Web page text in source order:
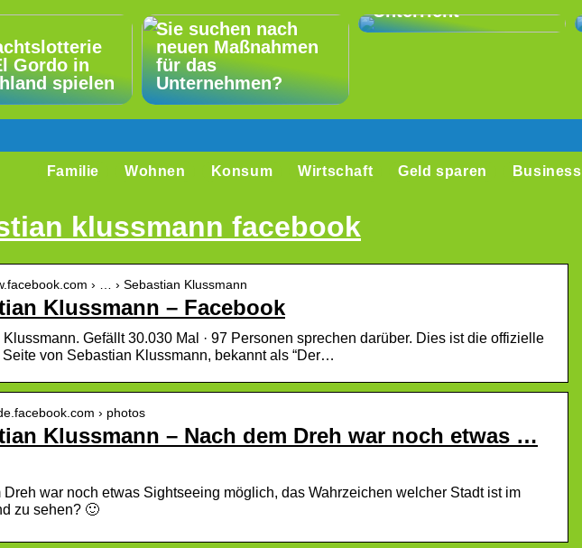
Gordo in
spielen
Sie suchen nach
neuen Maßnahmen
für das
Unternehmen?
Unterricht
Familie Wohnen Konsum Wirtschaft Geld sparen Business
klussmann facebook
› … › Sebastian Klussmann
Klussmann – Facebook
Gefällt 30.030 Mal · 97 Personen sprechen darüber. Dies ist die offizielle
Seite von Sebastian Klussmann, bekannt als “Der…
› photos
Klussmann – Nach dem Dreh war noch etwas …
Dreh war noch etwas Sightseeing möglich, das Wahrzeichen welcher Stadt ist im
zu sehen? 🙂